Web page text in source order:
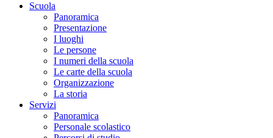
Scuola
Panoramica
Presentazione
I luoghi
Le persone
I numeri della scuola
Le carte della scuola
Organizzazione
La storia
Servizi
Panoramica
Personale scolastico